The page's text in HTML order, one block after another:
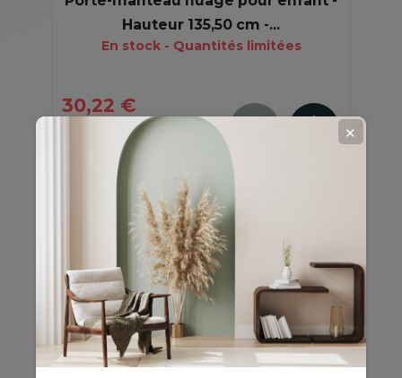
Hauteur 135,50 cm -...
En stock - Quantités limitées
30,22 €
-35% ✕